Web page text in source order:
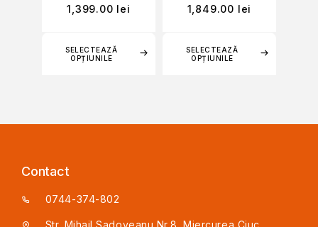
SELECTEAZĂ
OPȚIUNILE
1,399.00 lei
SELECTEAZĂ
OPȚIUNILE
1,849.00 lei
Contact
0744-374-802
Str. Mihail Sadoveanu Nr.8, Miercurea Ciuc